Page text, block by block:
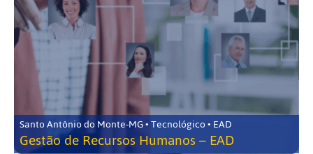
Santo Antônio do Monte-MG • Tecnológico • EAD
Gestão de Recursos Humanos – EAD